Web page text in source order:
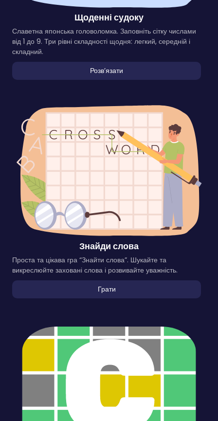
Щоденні судоку
Славетна японська головоломка. Заповніть сітку числами
від 1 до 9. Три рівні складності щодня: легкий, середній і
складний.
Розвʼязати
Знайди слова
Проста та цікава гра “Знайти слова”. Шукайте та
викреслюйте заховані слова і розвивайте уважність.
Грати